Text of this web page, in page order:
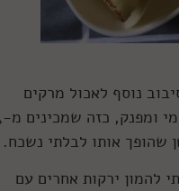
נוסף לאכול מרקים
שיחממו את הלב
שהופך אותו לבלתי נשכח.
להמון ירקות אחרים עם